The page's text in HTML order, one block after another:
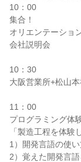
10：00
集合！
オリエンテーショ
会社説明会
10：30
大阪営業所+松山
11：00
プログラミング体
「製造工程を体験
1）開発言語の使
2）覚えた開発言